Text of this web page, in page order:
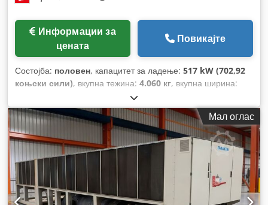
цената
Повикајте
Состојба: половен, капацитет за ладење: 517 kW (702,92
коњски сили), вкупна тежина: 4.060 кг, вкупна ширина:
5.351 мм
мм,
Мал оглас